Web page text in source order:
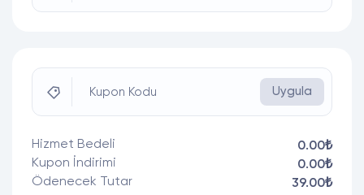
Kupon Kodu Uygula
Hizmet Bedeli
0.00₺
Kupon İndirimi
0.00₺
Ödenecek Tutar
39.00₺